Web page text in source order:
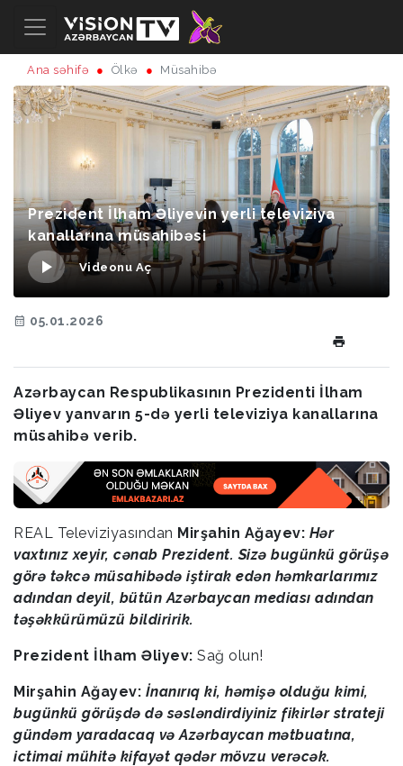
Ana səhifə Ölkə Müsahibə
Prezident İlham Əliyevin yerli televiziya
kanallarına müsahibəsi
Videonu Aç
05.01.2026
Azərbaycan Respublikasının Prezidenti İlham
Əliyev yanvarın 5-də yerli televiziya kanallarına
müsahibə verib.
REAL Televiziyasından Mirşahin Ağayev: Hər
vaxtınız xeyir, cənab Prezident. Sizə bugünkü görüşə
görə təkcə müsahibədə iştirak edən həmkarlarımız
adından deyil, bütün Azərbaycan mediası adından
təşəkkürümüzü bildiririk.
Prezident İlham Əliyev: Sağ olun!
Mirşahin Ağayev: İnanırıq ki, həmişə olduğu kimi,
bugünkü görüşdə də səsləndirdiyiniz fikirlər strateji
gündəm yaradacaq və Azərbaycan mətbuatına,
ictimai mühitə kifayət qədər mövzu verəcək.